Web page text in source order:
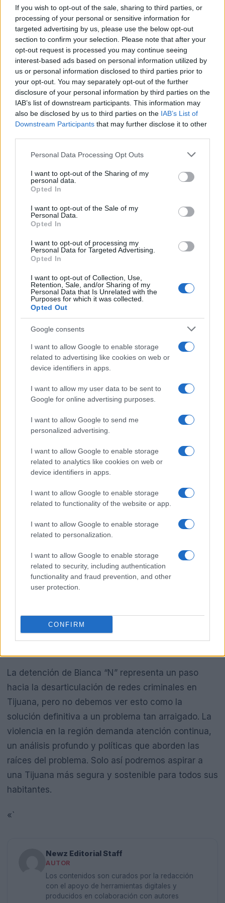
If you wish to opt-out of the sale, sharing to third parties, or
processing of your personal or sensitive information for
targeted advertising by us, please use the below opt-out
section to confirm your selection. Please note that after your
opt-out request is processed you may continue seeing
interest-based ads based on personal information utilized by
us or personal information disclosed to third parties prior to
your opt-out. You may separately opt-out of the further
disclosure of your personal information by third parties on the
IAB’s list of downstream participants. This information may
also be disclosed by us to third parties on the IAB’s List of
Downstream Participants that may further disclose it to other
Please note that this website/app uses one or more Google
not limited to your visit or usage behaviour. You may click to
grant or deny consent to Google and its third-party tags to
use your data for below specified purposes in below Google
consent section.
Personal Data Processing Opt Outs
I want to opt-out of the Sharing of my
personal data.
Opted In
I want to opt-out of the Sale of my
Personal Data.
Opted In
I want to opt-out of processing my
Personal Data for Targeted Advertising.
Opted In
I want to opt-out of Collection, Use,
Retention, Sale, and/or Sharing of my
Personal Data that Is Unrelated with the
Purposes for which it was collected.
Opted Out
Google consents
I want to allow Google to enable storage
related to advertising like cookies on web or
device identifiers in apps.
I want to allow my user data to be sent to
Google for online advertising purposes.
I want to allow Google to send me
personalized advertising.
I want to allow Google to enable storage
related to analytics like cookies on web or
device identifiers in apps.
I want to allow Google to enable storage
related to functionality of the website or app.
I want to allow Google to enable storage
related to personalization.
I want to allow Google to enable storage
related to security, including authentication
functionality and fraud prevention, and other
user protection.
CONFIRM
detenciones deben ir acompañadas de estrategias
más integrales que aborden las causas
subyacentes de la violencia. Esto incluye la
creación de oportunidades económicas, educación
y programas de reintegración social que ofrezcan
alternativas al crimen, especialmente a los jóvenes
de la región.
Lecciones y reflexiones para el
futuro
esta célula criminal nos deja lecciones valiosas
sobre la importancia de la colaboración entre
distintas agencias de seguridad. Pero la pregunta
que queda en el aire es: ¿qué se está haciendo para
prevenir la violencia a largo plazo? El enfoque debe
ser tanto reactivo como proactivo. Las autoridades
del crimen, en lugar de simplemente reaccionar a
los incidentes.
prevención del delito cuenten con el financiamiento
organizado es un proceso a largo plazo que
requiere un compromiso sostenido y un enfoque
multifacético que no solo contemple la represión,
social.
Conclusión
La detención de Bianca “N” representa un paso
hacia la desarticulación de redes criminales en
Tijuana, pero no debemos ver esto como la
solución definitiva a un problema tan arraigado. La
violencia en la región demanda atención continua,
un análisis profundo y políticas que aborden las
raíces del problema. Solo así podremos aspirar a
una Tijuana más segura y sostenible para todos sus
habitantes.
«`
Newz Editorial Staff
AUTOR
Los contenidos son curados por la redacción
con el apoyo de herramientas digitales y
producidos en colaboración con autores